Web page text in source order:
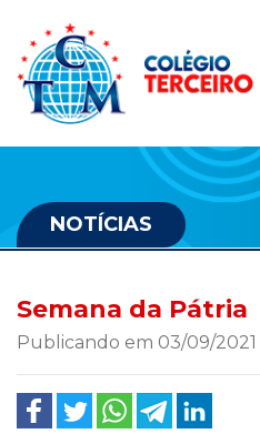
NOTÍCIAS
Semana da Pátria
Publicando em 03/09/2021